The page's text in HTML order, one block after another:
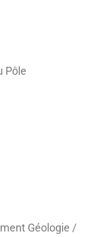
Pôle
Géologie /